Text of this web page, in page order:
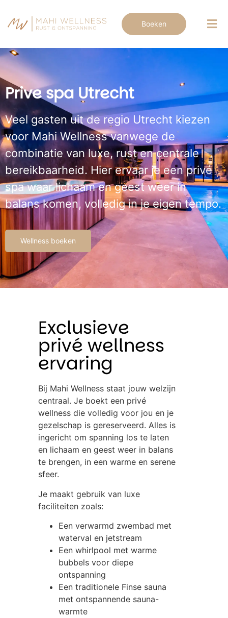
Boeken
Prive spa Utrecht
Veel gasten uit de regio Utrecht kiezen
voor Mahi Wellness vanwege de
combinatie van luxe, rust en centrale
bereikbaarheid. Hier ervaar je een privé
spa waar lichaam en geest weer in
balans komen, volledig in je eigen tempo.
Wellness boeken
Exclusieve
privé wellness
ervaring
Bij Mahi Wellness staat jouw welzijn
centraal. Je boekt een privé
wellness die volledig voor jou en je
gezelschap is gereserveerd. Alles is
ingericht om spanning los te laten
en lichaam en geest weer in balans
te brengen, in een warme en serene
sfeer.
Je maakt gebruik van luxe
faciliteiten zoals:
Een verwarmd zwembad met
waterval en jetstream
Een whirlpool met warme
bubbels voor diepe
ontspanning
Een traditionele Finse sauna
met ontspannende sauna-
warmte